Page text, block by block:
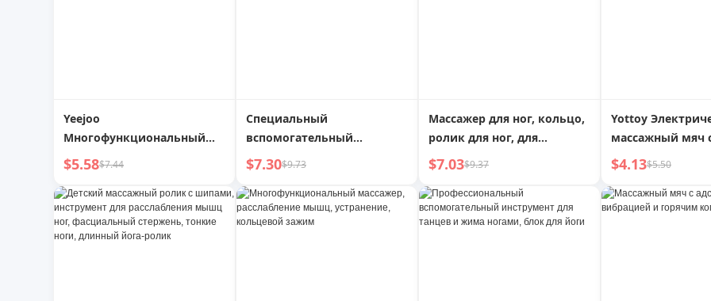
Yeejoo
Многофункциональный
педальный экспандер
груди, тонкий массажер
для живота, помощь для
пресса, домашний
тренажер для растяжки,
$5.58$7.44
Специальный
вспомогательный
инструмент для детских
танцев, поролоновый блок
для йоги
$7.30$9.73
Массажер для ног, кольцо,
ролик для ног, для
похудения бедер,
шипованный массажный
ролик, для расслабления
икроножных мышц
$7.03$9.37
Yottoy
массажный мяч
адсорбцией,
мяч с
расслабления
устройство для
$4.13$5.50